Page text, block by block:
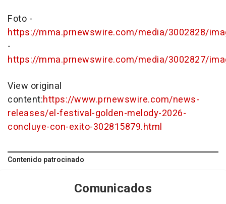
Foto -
https://mma.prnewswire.com/media/3002828/
-
https://mma.prnewswire.com/media/3002827/
View original
content:https://www.prnewswire.com/news-
releases/el-festival-golden-melody-2026-
concluye-con-exito-302815879.html
Contenido patrocinado
Comunicados